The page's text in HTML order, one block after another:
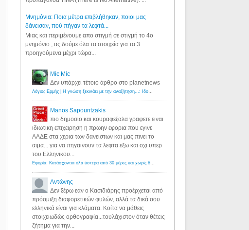
Μνημόνια: Ποια μέτρα επιβλήθηκαν, ποιοι μας
δάνεισαν, πού πήγαν τα λεφτά...
Μιας και περιμένουμε απο στιγμή σε στιγμή το 4ο
μνημόνιο , ας δούμε όλα τα στοιχεία για τα 3
προηγούμενα μέχρι τώρα...
Mic Mic
Δεν υπάρχει τέτοιο άρθρο στο planetnews
Λόγιος Ερμής | Η γνώση ξεκινάει με την αναζήτηση...: Ιδού οι 18 που χρωστούν 11 δις ευρώ!
Manos Sapountzakis
πιο δημοσιο και κουραφεξαλα γραφετε ειναι
ιδιωτικη επιχειρηση η πρωην εφορια που εγινε
ΑΑΔΕ στα χερια των δανειστων και μας πινει το
αιμα... για να πηγαινουν τα λεφτα εξω και οχι υπερ
του Ελληνικου...
Εφορία: Κατάσχονται όλα ύστερα από 30 μέρες και χωρίς δικαστικές αποφάσεις - Λόγιος Ερμής
Αντώνης
Δεν ξέρω εάν ο Κασιδιάρης προέρχεται από
πρόσμιξη διαφορετικών φυλών, αλλά τα δικά σου
ελληνικά είναι για κλάματα. Κοίτα να μάθεις
στοιχειωδώς ορθογραφία...τουλάχιστον όταν θέτεις
ζήτημα για την...